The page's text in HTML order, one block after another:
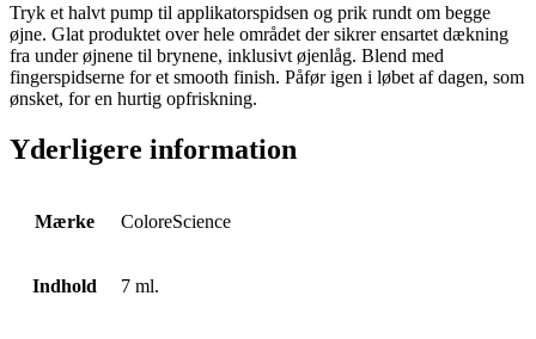
Tryk et halvt pump til applikatorspidsen og prik rundt om begge
øjne. Glat produktet over hele området der sikrer ensartet dækning
fra under øjnene til brynene, inklusivt øjenlåg. Blend med
fingerspidserne for et smooth finish. Påfør igen i løbet af dagen, som
ønsket, for en hurtig opfriskning.
Yderligere information
Mærke ColoreScience
Indhold 7 ml.